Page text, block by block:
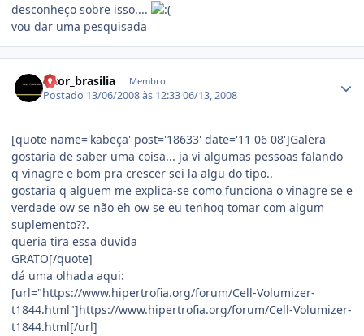
desconheço sobre isso....
vou dar uma pesquisada
vitor_brasilia Membro
Postado 13/06/2008 às 12:3306/13, 2008
[quote name='kabeça' post='18633' date='11 06 08']Galera
gostaria de saber uma coisa... ja vi algumas pessoas falando
q vinagre e bom pra crescer sei la algu do tipo..
gostaria q alguem me explica-se como funciona o vinagre se e
verdade ow se não eh ow se eu tenhoq tomar com algum
suplemento??.
queria tira essa duvida
GRATO[/quote]
dá uma olhada aqui:
[url="https://www.hipertrofia.org/forum/Cell-Volumizer-
t1844.html"]https://www.hipertrofia.org/forum/Cell-Volumizer-
t1844.html[/url]